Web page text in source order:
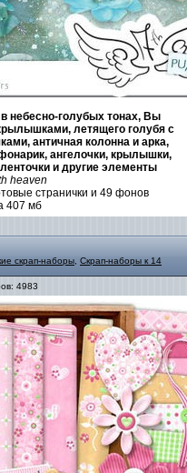
небесно-голубых тонах, Вы
летящего голубя с
античная колонна и арка,
ангелочки, крылышки,
и другие элементы
heaven
странички и 49 фонов
407 мб
скрап-наборы Скрап-наборы к 14
4983